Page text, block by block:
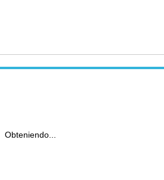
Obteniendo...